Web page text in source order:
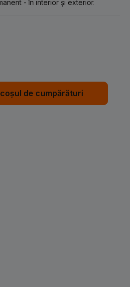
- în interior și exterior.
dorită sau
de cumpărături